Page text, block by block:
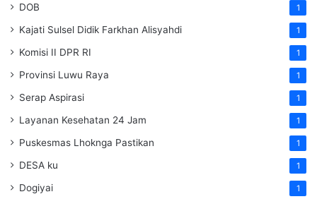
DOB 1
Kajati Sulsel Didik Farkhan Alisyahdi 1
Komisi II DPR RI 1
Provinsi Luwu Raya 1
Serap Aspirasi 1
Layanan Kesehatan 24 Jam 1
Puskesmas Lhoknga Pastikan 1
DESA ku 1
Dogiyai 1